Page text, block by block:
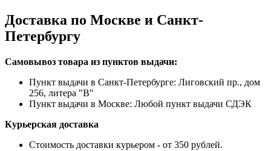
Доставка по Москве и Санкт-
Петербургу
Самовывоз товара из пунктов выдачи:
Пункт выдачи в Санкт-Петербурге: Лиговский пр., дом
256, литера "В"
Пункт выдачи в Москве: Любой пункт выдачи СДЭК
Курьерская доставка
Стоимость доставки курьером - от 350 рублей.